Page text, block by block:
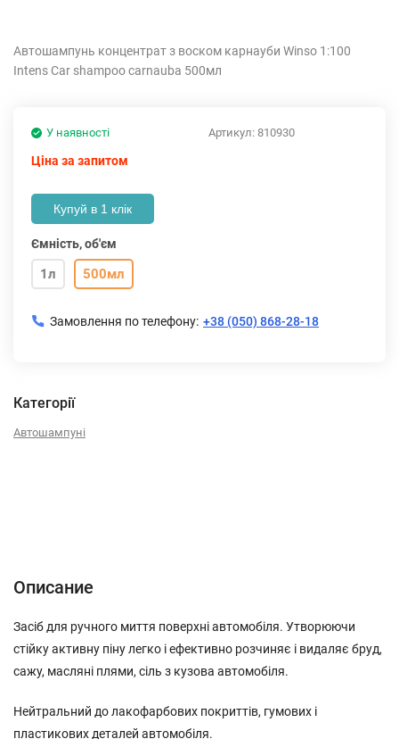
Автошампунь концентрат з воском карнауби Winso 1:100
Intens Car shampoo carnauba 500мл
Артикул: 810930
У наявності
Ціна за запитом
Купуй в 1 клік
Ємність, об'єм
1л 500мл
Замовлення по телефону: +38 (050) 868-28-18
Категорії
Автошампуні
Описание
Засіб для ручного миття поверхні автомобіля. Утворюючи
стійку активну піну легко і ефективно розчиняє і видаляє бруд,
сажу, масляні плями, сіль з кузова автомобіля.
Нейтральний до лакофарбових покриттів, гумових і
пластикових деталей автомобіля.